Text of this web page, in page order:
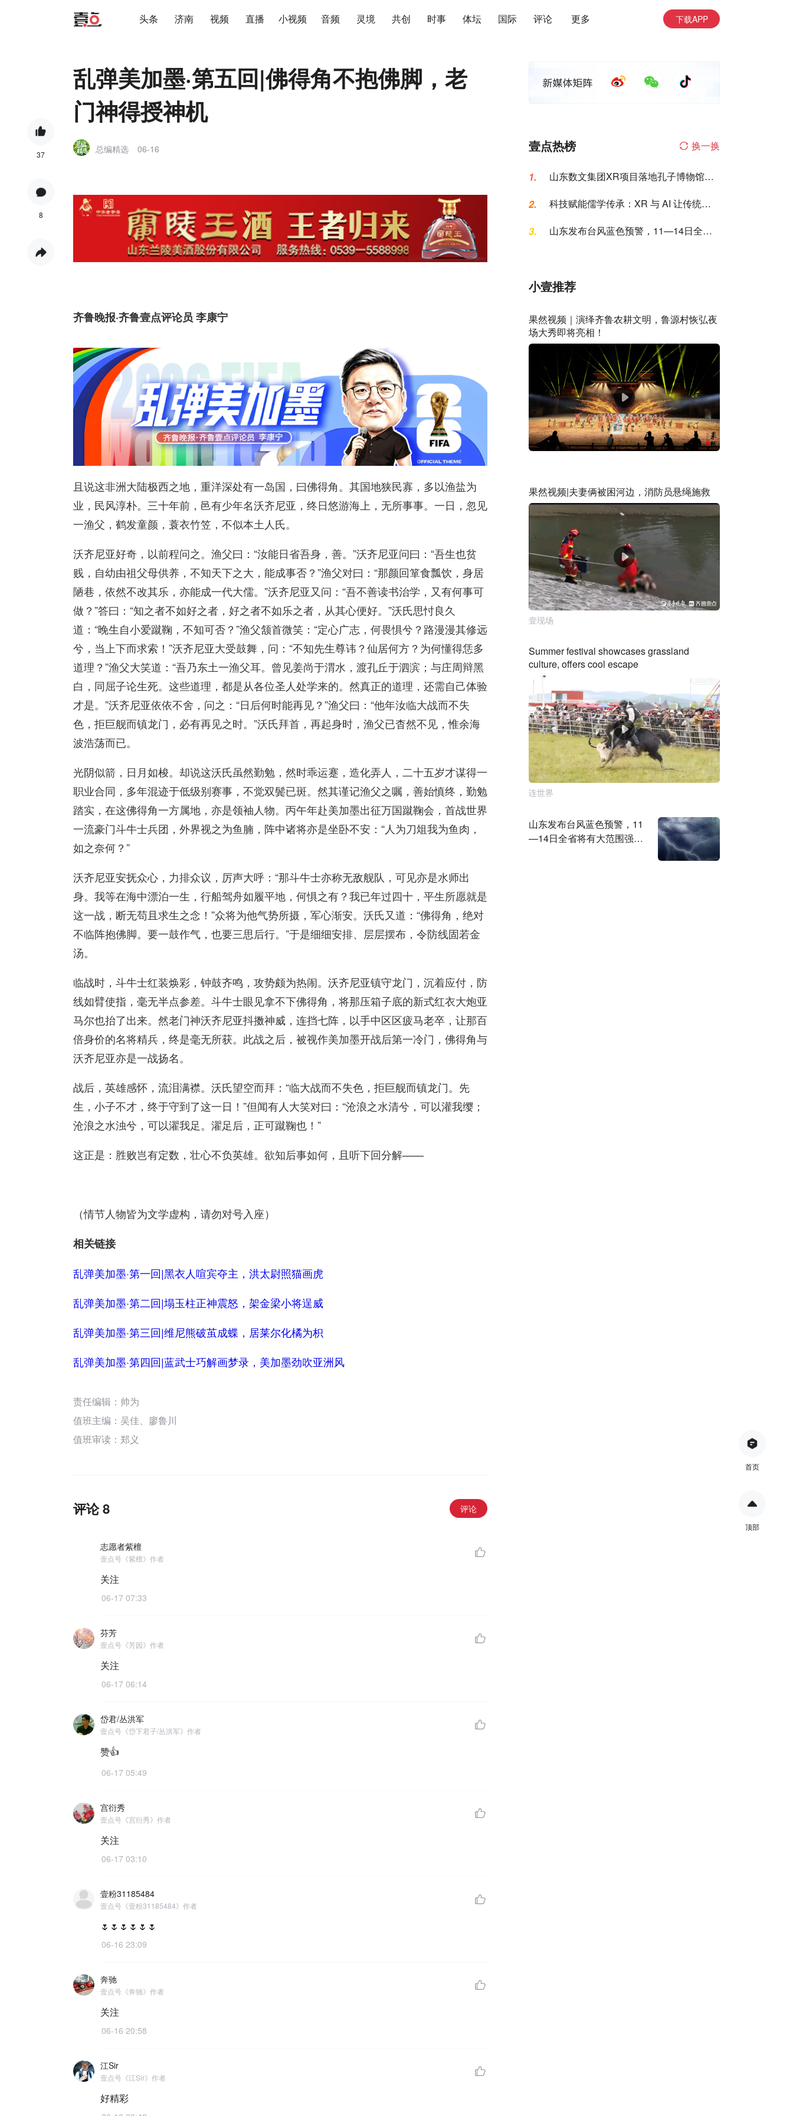
头条 济南 视频 直播 小视频 音频 灵境 共创 时事 体坛 国际 评论 更多 下载APP
37
8
乱弹美加墨·第五回|佛得角不抱佛脚，老
门神得授神机
总编精选 06-16
齐鲁晚报·齐鲁壹点评论员 李康宁
且说这非洲大陆极西之地，重洋深处有一岛国，曰佛得角。其国地狭民寡，多以渔盐为
业，民风淳朴。三十年前，邑有少年名沃齐尼亚，终日悠游海上，无所事事。一日，忽见
一渔父，鹤发童颜，蓑衣竹笠，不似本土人氏。
沃齐尼亚好奇，以前程问之。渔父曰：“汝能日省吾身，善。”沃齐尼亚问曰：“吾生也贫
贱，自幼由祖父母供养，不知天下之大，能成事否？”渔父对曰：“那颜回箪食瓢饮，身居
陋巷，依然不改其乐，亦能成一代大儒。”沃齐尼亚又问：“吾不善读书治学，又有何事可
做？”答曰：“知之者不如好之者，好之者不如乐之者，从其心便好。”沃氏思忖良久
道：“晚生自小爱蹴鞠，不知可否？”渔父颔首微笑：“定心广志，何畏惧兮？路漫漫其修远
兮，当上下而求索！”沃齐尼亚大受鼓舞，问：“不知先生尊讳？仙居何方？为何懂得恁多
道理？”渔父大笑道：“吾乃东土一渔父耳。曾见姜尚于渭水，渡孔丘于泗滨；与庄周辩黑
白，同屈子论生死。这些道理，都是从各位圣人处学来的。然真正的道理，还需自己体验
才是。”沃齐尼亚依依不舍，问之：“日后何时能再见？”渔父曰：“他年汝临大战而不失
色，拒巨舰而镇龙门，必有再见之时。”沃氏拜首，再起身时，渔父已杳然不见，惟余海
波浩荡而已。
光阴似箭，日月如梭。却说这沃氏虽然勤勉，然时乖运蹇，造化弄人，二十五岁才谋得一
职业合同，多年混迹于低级别赛事，不觉双鬓已斑。然其谨记渔父之嘱，善始慎终，勤勉
踏实，在这佛得角一方属地，亦是领袖人物。丙午年赴美加墨出征万国蹴鞠会，首战世界
一流豪门斗牛士兵团，外界视之为鱼腩，阵中诸将亦是坐卧不安：“人为刀俎我为鱼肉，
如之奈何？”
沃齐尼亚安抚众心，力排众议，厉声大呼：“那斗牛士亦称无敌舰队，可见亦是水师出
身。我等在海中漂泊一生，行船驾舟如履平地，何惧之有？我已年过四十，平生所愿就是
这一战，断无苟且求生之念！”众将为他气势所摄，军心渐安。沃氏又道：“佛得角，绝对
不临阵抱佛脚。要一鼓作气，也要三思后行。”于是细细安排、层层摆布，令防线固若金
汤。
临战时，斗牛士红装焕彩，钟鼓齐鸣，攻势颇为热闹。沃齐尼亚镇守龙门，沉着应付，防
线如臂使指，毫无半点参差。斗牛士眼见拿不下佛得角，将那压箱子底的新式红衣大炮亚
马尔也抬了出来。然老门神沃齐尼亚抖擞神威，连挡七阵，以手中区区疲马老卒，让那百
倍身价的名将精兵，终是毫无所获。此战之后，被视作美加墨开战后第一冷门，佛得角与
沃齐尼亚亦是一战扬名。
战后，英雄感怀，流泪满襟。沃氏望空而拜：“临大战而不失色，拒巨舰而镇龙门。先
生，小子不才，终于守到了这一日！”但闻有人大笑对曰：“沧浪之水清兮，可以灌我缨；
沧浪之水浊兮，可以濯我足。濯足后，正可蹴鞠也！”
这正是：胜败岂有定数，壮心不负英雄。欲知后事如何，且听下回分解——
（情节人物皆为文学虚构，请勿对号入座）
相关链接
乱弹美加墨·第一回|黑衣人喧宾夺主，洪太尉照猫画虎
乱弹美加墨·第二回|塌玉柱正神震怒，架金梁小将逞威
乱弹美加墨·第三回|维尼熊破茧成蝶，居莱尔化橘为枳
乱弹美加墨·第四回|蓝武士巧解画梦录，美加墨劲吹亚洲风
责任编辑：帅为
值班主编： 吴佳、 廖鲁川
值班审读：郑义
评论 8 评论
志愿者紫檀
壹点号《紫檀》作者
关注
06-17 07:33
芬芳
壹点号《芳园》作者
关注
06-17 06:14
岱君/丛洪军
壹点号《岱下君子/丛洪军》作者
赞👍
06-17 05:49
宫衍秀
壹点号《宫衍秀》作者
关注
06-17 03:10
壹粉31185484
壹点号《壹粉31185484》作者
🌷🌷🌷🌷🌷🌷
06-16 23:09
奔驰
壹点号《奔驰》作者
关注
06-16 20:58
江Sir
壹点号《江Sir》作者
好精彩
壹点热榜 换一换
1.
山东数文集团XR项目落地孔子博物馆，
2.
科技赋能儒学传承：XR 与 AI 让传统文
3.
山东发布台风蓝色预警，11—14日全省
小壹推荐
果然视频｜演绎齐鲁农耕文明，鲁源村恢弘夜
场大秀即将亮相！
果然视频|夫妻俩被困河边，消防员悬绳施救
壹现场
Summer festival showcases grassland
culture, offers cool escape
连世界
山东发布台风蓝色预警，11
—14日全省将有大范围强降
首页
顶部